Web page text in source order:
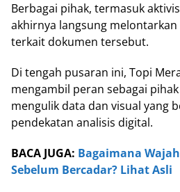
Berbagai pihak, termasuk
akhirnya langsung
terkait dokumen tersebut.
Di tengah pusaran ini, Topi
mengambil peran sebagai
mengulik data dan visual yang
pendekatan analisis digital.
BACA JUGA: Bagaimana
Sebelum Bercadar? Lihat Asli